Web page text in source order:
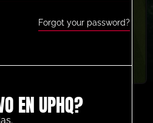
del Borussia
Forgot your password?
EN UPHQ?